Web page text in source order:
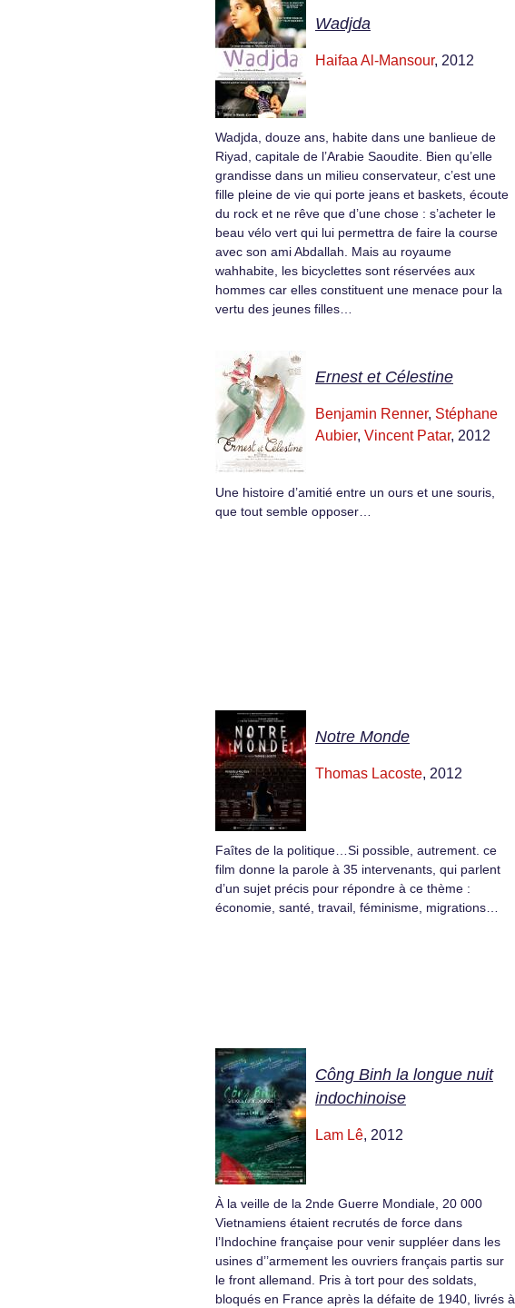
Wadjda
Haifaa Al-Mansour, 2012
Wadjda, douze ans, habite dans une banlieue de
Riyad, capitale de l’Arabie Saoudite. Bien qu’elle
grandisse dans un milieu conservateur, c’est une
fille pleine de vie qui porte jeans et baskets, écoute
du rock et ne rêve que d’une chose : s’acheter le
beau vélo vert qui lui permettra de faire la course
avec son ami Abdallah. Mais au royaume
wahhabite, les bicyclettes sont réservées aux
hommes car elles constituent une menace pour la
vertu des jeunes filles…
Ernest et Célestine
Benjamin Renner, Stéphane
Aubier, Vincent Patar, 2012
Une histoire d’amitié entre un ours et une souris,
que tout semble opposer…
Notre Monde
Thomas Lacoste, 2012
Faîtes de la politique…Si possible, autrement. ce
film donne la parole à 35 intervenants, qui parlent
d’un sujet précis pour répondre à ce thème :
économie, santé, travail, féminisme, migrations…
Công Binh la longue nuit
indochinoise
Lam Lê, 2012
À la veille de la 2nde Guerre Mondiale, 20 000
Vietnamiens étaient recrutés de force dans
l’Indochine française pour venir suppléer dans les
usines d’’armement les ouvriers français partis sur
le front allemand. Pris à tort pour des soldats,
bloqués en France après la défaite de 1940, livrés à